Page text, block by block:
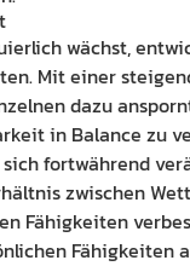
wächst,
Mit einer
dazu
in Balance zu
fortwährend
zwischen
Fähigkeiten
Fähigkeiten